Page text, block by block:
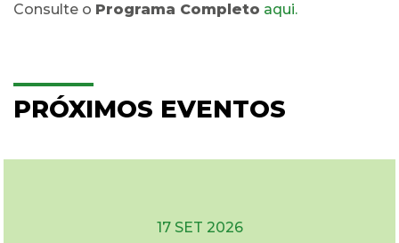
Consulte o Programa Completo aqui.
PRÓXIMOS EVENTOS
17 SET 2026